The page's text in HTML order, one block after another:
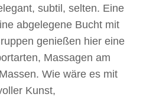
subtil, selten. Eine
abgelegene Bucht mit
genießen hier eine
Massagen am
Wie wäre es mit
Kunst,